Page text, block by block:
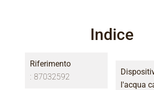
Indice
Riferimento
87032592
l'acqua